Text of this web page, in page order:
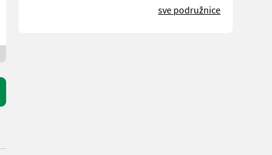
sve podružnice